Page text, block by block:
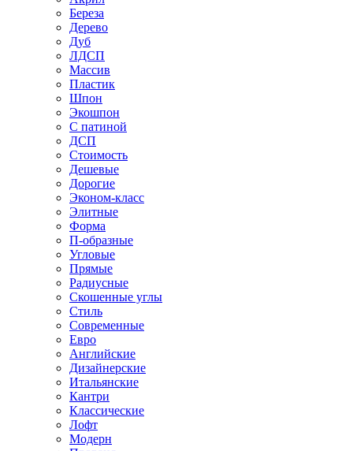
Береза
Дерево
Дуб
ЛДСП
Массив
Пластик
Шпон
Экошпон
С патиной
ДСП
Стоимость
Дешевые
Дорогие
Эконом-класс
Элитные
Форма
П-образные
Угловые
Прямые
Радиусные
Скошенные углы
Стиль
Современные
Евро
Английские
Дизайнерские
Итальянские
Кантри
Классические
Лофт
Модерн